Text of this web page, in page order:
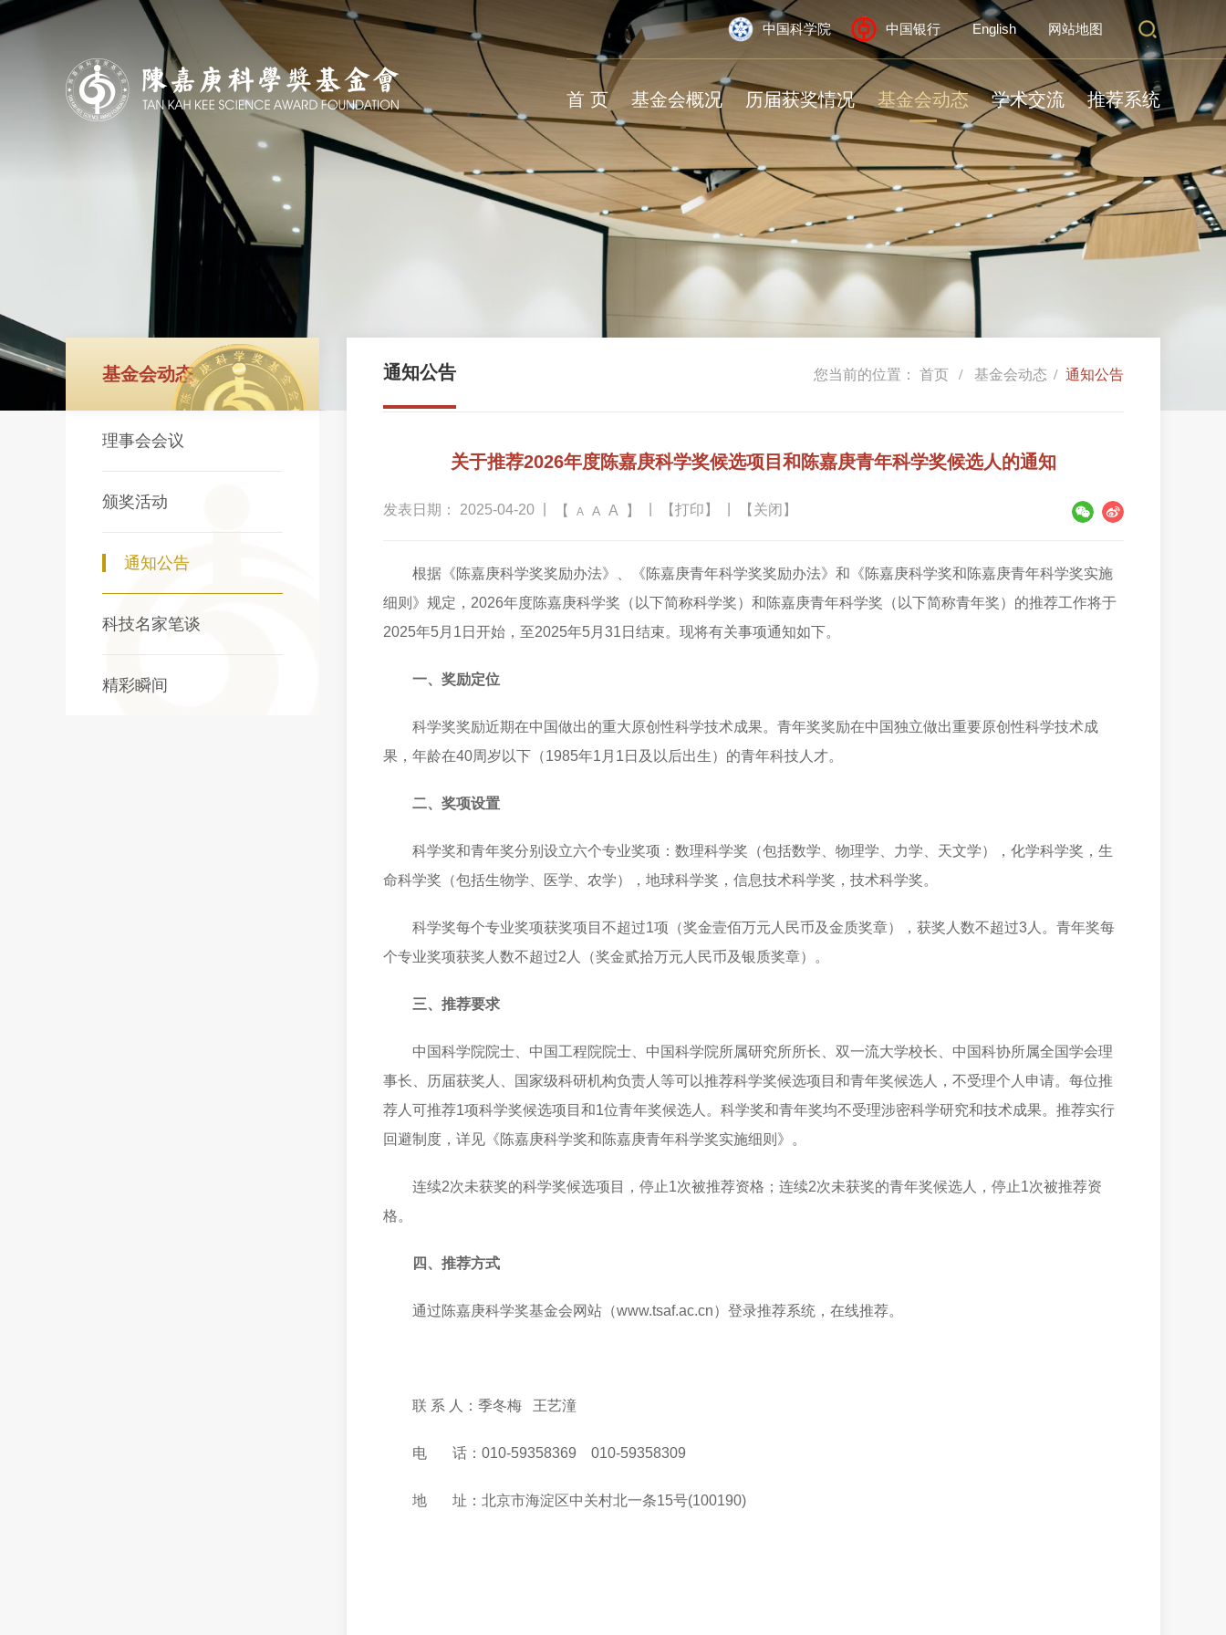
中国科学院 中国银行 English 网站地图
首 页 基金会概况 历届获奖情况 基金会动态 学术交流 推荐系统
基金会动态
理事会会议
颁奖活动
通知公告
科技名家笔谈
精彩瞬间
通知公告 您当前的位置： 首页 基金会动态 通知公告
关于推荐2026年度陈嘉庚科学奖候选项目和陈嘉庚青年科学奖候选人的通知
发表日期： 2025-04-20 【 A A A 】 【打印】 【关闭】
根据《陈嘉庚科学奖奖励办法》、《陈嘉庚青年科学奖奖励办法》和《陈嘉庚科学奖和陈嘉庚青年科学奖实施
细则》规定，2026年度陈嘉庚科学奖（以下简称科学奖）和陈嘉庚青年科学奖（以下简称青年奖）的推荐工作将于
2025年5月1日开始，至2025年5月31日结束。现将有关事项通知如下。
一、奖励定位
科学奖奖励近期在中国做出的重大原创性科学技术成果。青年奖奖励在中国独立做出重要原创性科学技术成
果，年龄在40周岁以下（1985年1月1日及以后出生）的青年科技人才。
二、奖项设置
科学奖和青年奖分别设立六个专业奖项：数理科学奖（包括数学、物理学、力学、天文学），化学科学奖，生
命科学奖（包括生物学、医学、农学），地球科学奖，信息技术科学奖，技术科学奖。
科学奖每个专业奖项获奖项目不超过1项（奖金壹佰万元人民币及金质奖章），获奖人数不超过3人。青年奖每
个专业奖项获奖人数不超过2人（奖金贰拾万元人民币及银质奖章）。
三、推荐要求
中国科学院院士、中国工程院院士、中国科学院所属研究所所长、双一流大学校长、中国科协所属全国学会理
事长、历届获奖人、国家级科研机构负责人等可以推荐科学奖候选项目和青年奖候选人，不受理个人申请。每位推
荐人可推荐1项科学奖候选项目和1位青年奖候选人。科学奖和青年奖均不受理涉密科学研究和技术成果。推荐实行
回避制度，详见《陈嘉庚科学奖和陈嘉庚青年科学奖实施细则》。
连续2次未获奖的科学奖候选项目，停止1次被推荐资格；连续2次未获奖的青年奖候选人，停止1次被推荐资
格。
四、推荐方式
通过陈嘉庚科学奖基金会网站（www.tsaf.ac.cn）登录推荐系统，在线推荐。
联 系 人：季冬梅 王艺潼
电 话：010-59358369 010-59358309
地 址：北京市海淀区中关村北一条15号(100190)